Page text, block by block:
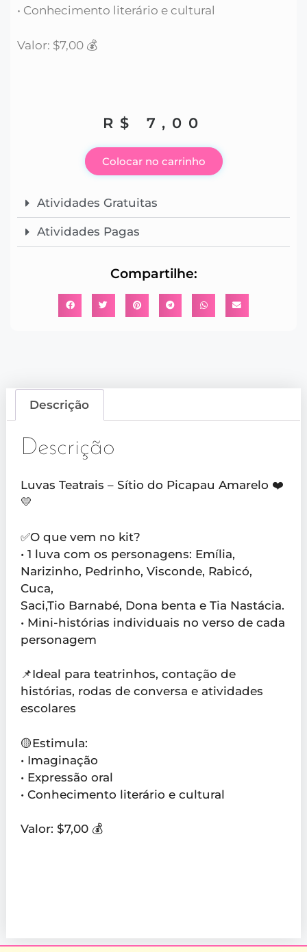
• Conhecimento literário e cultural
Valor: $7,00 💰
R$ 7,00
Colocar no carrinho
Atividades Gratuitas
Atividades Pagas
Compartilhe:
Descrição
Descrição
Luvas Teatrais – Sítio do Picapau Amarelo ❤️
💛
✅O que vem no kit?
• 1 luva com os personagens: Emília,
Narizinho, Pedrinho, Visconde, Rabicó,
Cuca,
Saci,Tio Barnabé, Dona benta e Tia Nastácia.
• Mini-histórias individuais no verso de cada
personagem
📌Ideal para teatrinhos, contação de
histórias, rodas de conversa e atividades
escolares
🟡Estimula:
• Imaginação
• Expressão oral
• Conhecimento literário e cultural
Valor: $7,00 💰